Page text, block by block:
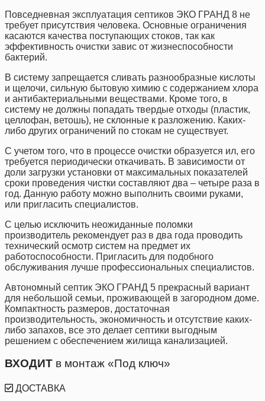
Повседневная эксплуатация септиков ЭКО ГРАНД 8 не
требует присутствия человека. Основные ограничения
касаются качества поступающих стоков, так как
эффективность очистки завис от жизнеспособности
бактерий.
В систему запрещается сливать разнообразные кислоты
и щелочи, сильную бытовую химию с содержанием хлора
и антибактериальными веществами. Кроме того, в
систему не должны попадать твердые отходы (пластик,
целлофан, ветошь), не склонные к разложению. Каких-
либо других ограничений по стокам не существует.
С учетом того, что в процессе очистки образуется ил, его
требуется периодически откачивать. В зависимости от
доли загрузки установки от максимальных показателей
сроки проведения чистки составляют два – четыре раза в
год. Данную работу можно выполнить своими руками,
или пригласить специалистов.
С целью исключить неожиданные поломки
производитель рекомендует раз в два года проводить
технический осмотр систем на предмет их
работоспособности. Пригласить для подобного
обслуживания лучше профессиональных специалистов.
Автономный септик ЭКО ГРАНД 5 прекрасный вариант
для небольшой семьи, проживающей в загородном доме.
Компактность размеров, достаточная
производительность, экономичность и отсутствие каких-
либо запахов, все это делает септики выгодным
решением с обеспечением жилища канализацией.
ВХОДИТ в монтаж «Под ключ»
ДОСТАВКА